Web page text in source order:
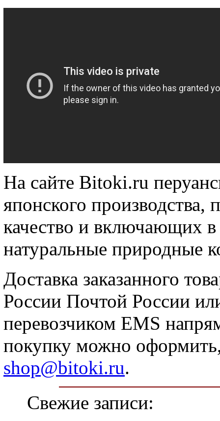
На сайте Bitoki.ru
японского
качество и включающих
натуральные природные
Доставка заказанного
России Почтой России
перевозчиком ЕMS
покупку можно оформить,
shop@bitoki.ru.
Свежие записи: